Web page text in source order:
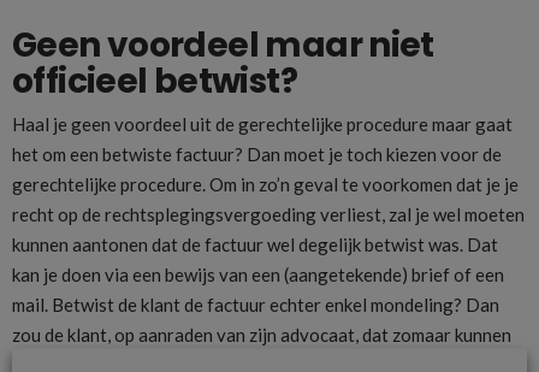
Geen voordeel maar niet
officieel betwist?
Haal je geen voordeel uit de gerechtelijke procedure maar gaat
het om een betwiste factuur? Dan moet je toch kiezen voor de
gerechtelijke procedure. Om in zo’n geval te voorkomen dat je je
recht op de rechtsplegingsvergoeding verliest, zal je wel moeten
kunnen aantonen dat de factuur wel degelijk betwist was. Dat
kan je doen via een bewijs van een (aangetekende) brief of een
mail. Betwist de klant de factuur echter enkel mondeling? Dan
zou de klant, op aanraden van zijn advocaat, dat zomaar kunnen